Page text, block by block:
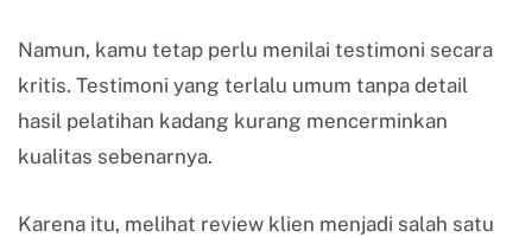
Namun, kamu tetap perlu menilai testimoni secara
kritis. Testimoni yang terlalu umum tanpa detail
hasil pelatihan kadang kurang mencerminkan
kualitas sebenarnya.
Karena itu, melihat review klien menjadi salah satu